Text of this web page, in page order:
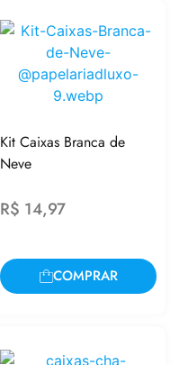
Kit Caixas Branca de
Neve
R$ 14,97
COMPRAR